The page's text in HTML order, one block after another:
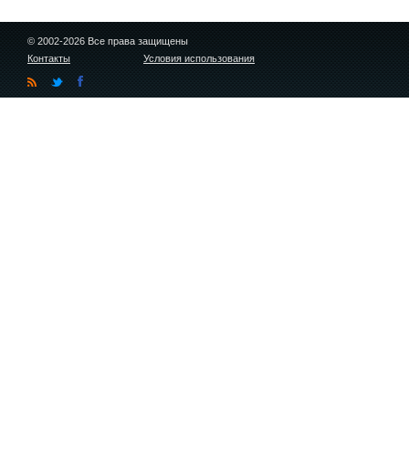
© 2002-2026 Все права защищены
Контакты
Условия использования